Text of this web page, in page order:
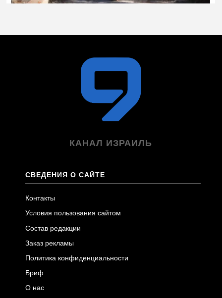
КАНАЛ ИЗРАИЛЬ
СВЕДЕНИЯ О САЙТЕ
Контакты
Условия пользования сайтом
Состав редакции
Заказ рекламы
Политика конфиденциальности
Бриф
О нас